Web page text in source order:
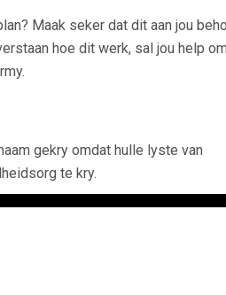
Maak seker dat dit aan jou
​​hoe dit werk, sal jou help
gekry omdat hulle lyste van
te kry.